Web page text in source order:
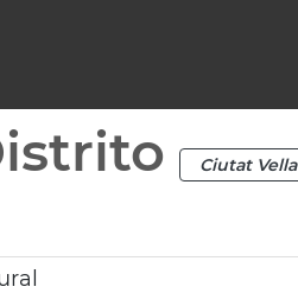
Ciutat Vella